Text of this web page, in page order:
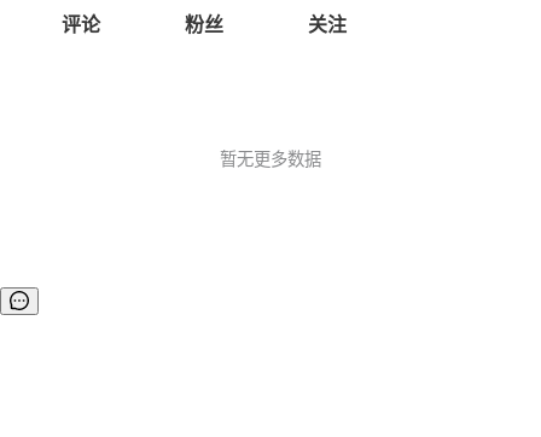
评论
粉丝 关注
暂无更多数据